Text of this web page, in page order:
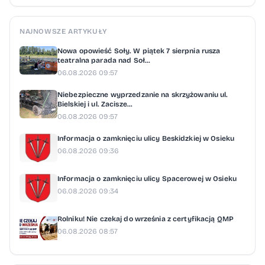
Szczygieł Wyróżnienia Pola Ligęza Matylda
i Maja Wandor Jadwiga Zięba Lena Jekiełek
Alusia Ochmańska Janek Kostecki Anna
Dobosz 2 miejsce: Alan Babiuch 3 miejsce:
Adam Kołaczek Wyróżnienia Zuzanna
Jekiełek Maciej Tomala Ewa Zemła Zuzanna
Matlak Ksawery Drabczyk Martyna
Borowczyk 1 miejsce: Pola Ligęza 2 miejsce:
Antoś Stokłosa 3 miejsce: Nel Kruczała
Wyróżnienia Nikola Cyper Eryk Luranc
Antoni Jarosz Helenka Cygan Julia Grędzisz
Iga Kolasa Diana Kramarczyk Pozytywni
dziękują wszystkim uczestnikom za
NAJNOWSZE ARTYKUŁY
Nowa opowieść Soły. W piątek 7 sierpnia rusza
teatralna parada nad Soł...
06.08.2026 09:57
Niebezpieczne wyprzedzanie na skrzyżowaniu ul.
Bielskiej i ul. Zacisze...
06.08.2026 09:57
Informacja o zamknięciu ulicy Beskidzkiej w Osieku
06.08.2026 09:36
Informacja o zamknięciu ulicy Spacerowej w Osieku
06.08.2026 09:34
Rolniku! Nie czekaj do września z certyfikacją QMP
06.08.2026 08:57